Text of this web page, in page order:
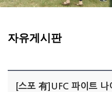
자유게시판
[스포 有]UFC 파이트